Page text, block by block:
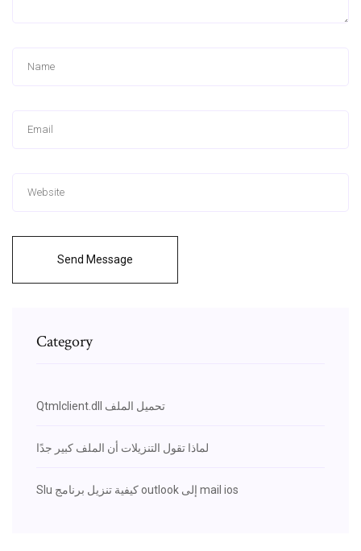
Send Message
Category
Qtmlclient.dll تحميل الملف
لماذا تقول التنزيلات أن الملف كبير جدًا
Slu كيفية تنزيل برنامج outlook إلى mail ios